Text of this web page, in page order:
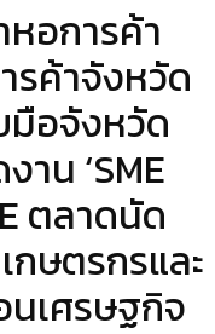
หอการค้า
รค้าจังหวัด
มือจังหวัด
าน ‘SME
ตลาดนัด
กษตรกรและ
นเศรษฐกิจ